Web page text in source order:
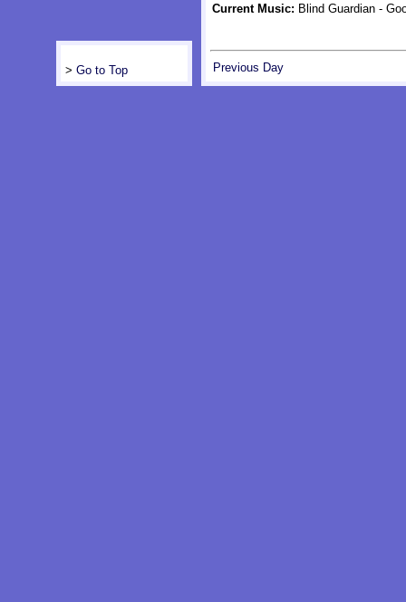
Current Music: Blind Guardian -
Previous Day
> Go to Top